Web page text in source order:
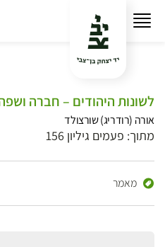
לשונות היהודים – חברה
אורה (רודריג) שורצולד
מתוך: פעמים גיליון 156
מאמר